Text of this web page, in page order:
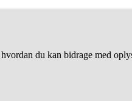
du kan bidrage med